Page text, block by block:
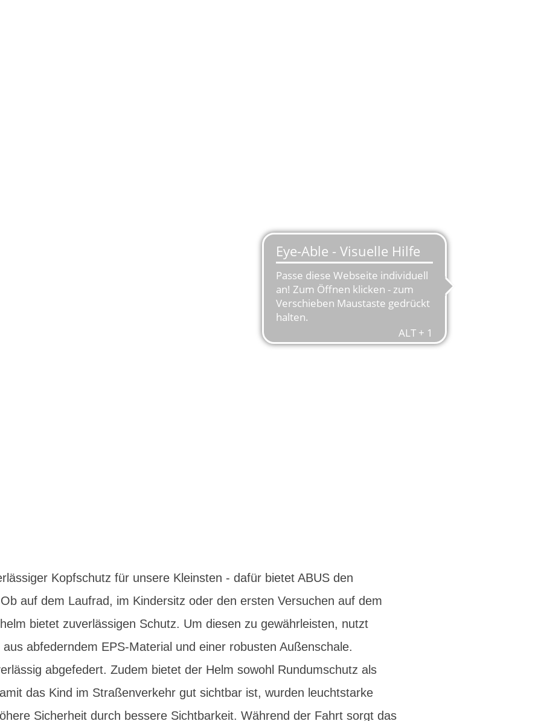
Kopfschutz für unsere Kleinsten - dafür bietet ABUS den
auf dem Laufrad, im Kindersitz oder den ersten Versuchen auf dem
bietet zuverlässigen Schutz. Um diesen zu gewährleisten, nutzt
abfederndem EPS-Material und einer robusten Außenschale.
abgefedert. Zudem bietet der Helm sowohl Rundumschutz als
das Kind im Straßenverkehr gut sichtbar ist, wurden leuchtstarke
Sicherheit durch bessere Sichtbarkeit. Während der Fahrt sorgt das